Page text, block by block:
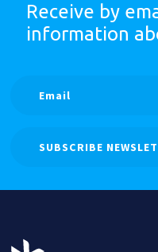
Receive by
information
SUBSCRIBE